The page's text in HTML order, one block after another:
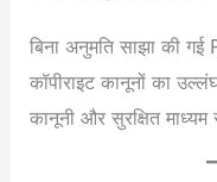
बिना अनुमति साझा की
कॉपीराइट कानूनों का
कानूनी और सुरक्षित